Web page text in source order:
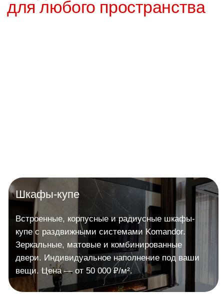
Ваша мечта доступнее
с рассрочкой
Перезвоним Вам
в течении 15 минут
Оставьте номер — назовём цену
вашей кухни за 15 минут